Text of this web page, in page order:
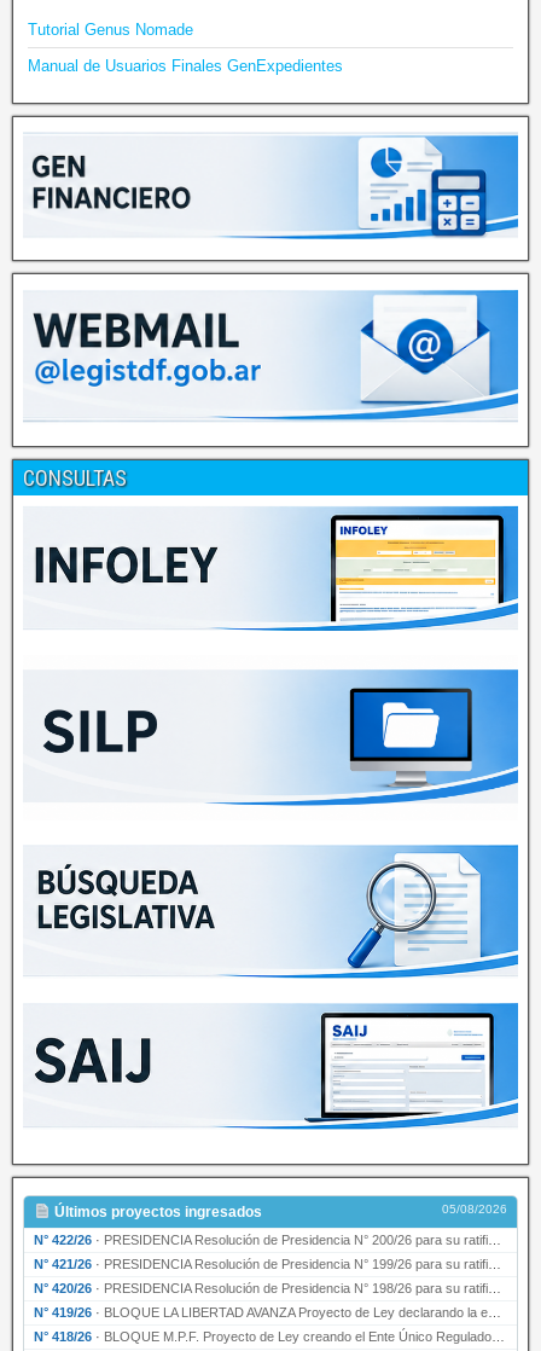
Tutorial Genus Nomade
Manual de Usuarios Finales GenExpedientes
CONSULTAS
Últimos proyectos ingresados 05/08/2026
N° 422/26 · PRESIDENCIA Resolución de Presidencia N° 200/26 para su ratificación.
N° 421/26 · PRESIDENCIA Resolución de Presidencia N° 199/26 para su ratificación.
N° 420/26 · PRESIDENCIA Resolución de Presidencia N° 198/26 para su ratificación.
N° 419/26 · BLOQUE LA LIBERTAD AVANZA Proyecto de Ley declarando la esencialidad del servicio educativ…
N° 418/26 · BLOQUE M.P.F. Proyecto de Ley creando el Ente Único Regulador de servicios públicos de la …